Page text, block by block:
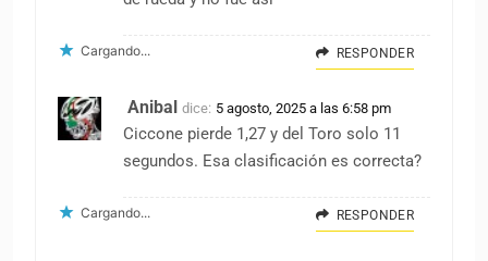
Cargando... RESPONDER
Anibal dice: 5 agosto, 2025 a las 6:58 pm
Ciccone pierde 1,27 y del Toro solo 11
segundos. Esa clasificación es correcta?
Cargando... RESPONDER